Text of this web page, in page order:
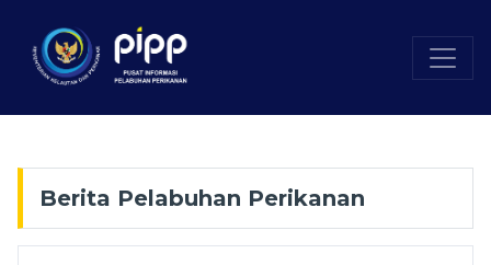
Berita Pelabuhan Perikanan